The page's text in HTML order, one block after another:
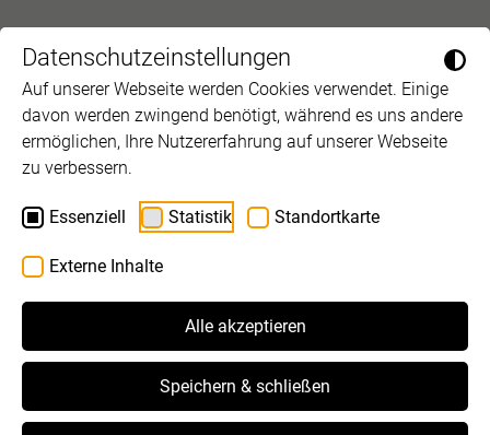
Datenschutzeinstellungen
Auf unserer Webseite werden Cookies verwendet. Einige
davon werden zwingend benötigt, während es uns andere
ermöglichen, Ihre Nutzererfahrung auf unserer Webseite
zu verbessern.
Essenziell Statistik Standortkarte
Externe Inhalte
Alle akzeptieren
Speichern & schließen